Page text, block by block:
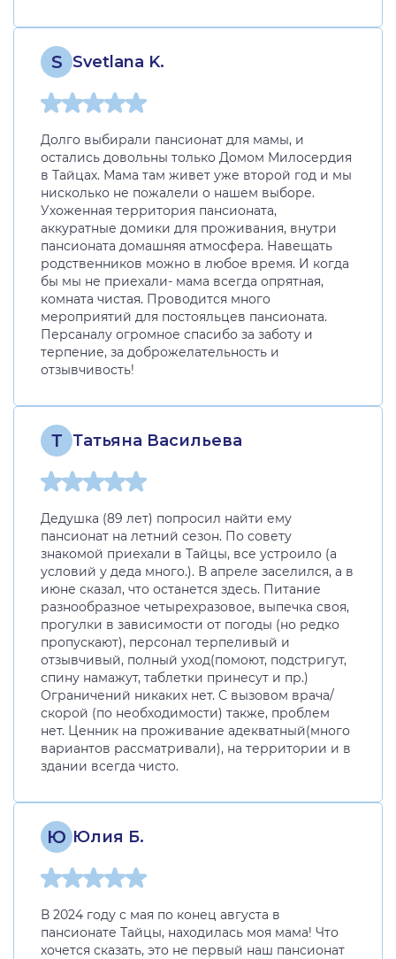
S Svetlana K.
Долго выбирали пансионат для мамы, и
остались довольны только Домом Милосердия
в Тайцах. Мама там живет уже второй год и мы
нисколько не пожалели о нашем выборе.
Ухоженная территория пансионата,
аккуратные домики для проживания, внутри
пансионата домашняя атмосфера. Навещать
родственников можно в любое время. И когда
бы мы не приехали- мама всегда опрятная,
комната чистая. Проводится много
мероприятий для постояльцев пансионата.
Персаналу огромное спасибо за заботу и
терпение, за доброжелательность и
отзывчивость!
Т Татьяна Васильева
Дедушка (89 лет) попросил найти ему
пансионат на летний сезон. По совету
знакомой приехали в Тайцы, все устроило (а
условий у деда много.). В апреле заселился, а в
июне сказал, что останется здесь. Питание
разнообразное четырехразовое, выпечка своя,
прогулки в зависимости от погоды (но редко
пропускают), персонал терпеливый и
отзывчивый, полный уход(помоют, подстригут,
спину намажут, таблетки принесут и пр.)
Ограничений никаких нет. С вызовом врача/
скорой (по необходимости) также, проблем
нет. Ценник на проживание адекватный(много
вариантов рассматривали), на территории и в
здании всегда чисто.
Ю Юлия Б.
В 2024 году с мая по конец августа в
пансионате Тайцы, находилась моя мама! Что
хочется сказать, это не первый наш пансионат